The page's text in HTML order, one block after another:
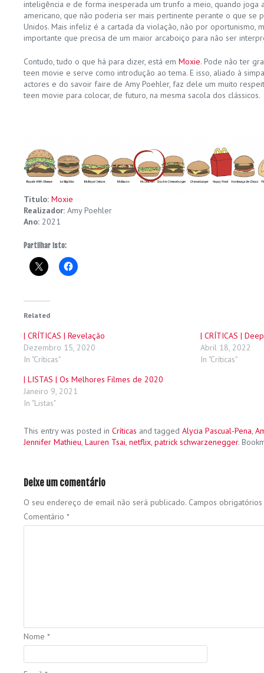
inteligência e de forma inesperada um trunfo a meio, quando joga
americano, que não poderia ser mais pertinente perante o que se
Unidos. Mais infeliz é a cartada da violação, não por oportunismo,
importante que precisa de um maior arcaboiço para não ser
Contudo, tudo o que há para dizer, está em Moxie. Pode não ter
teen movie e serve como introdução ao tema. E isso, aliado à
actores e do savoir faire de Amy Poehler, faz dele um muito
teen movie para colocar, de futuro, na mesma sacola dos clássicos.
Título: Moxie
Realizador: Amy Poehler
Ano: 2021
Partilhar isto:
Related
| CRÍTICAS | Revelação
Dezembro 15, 2020
In "Críticas"
| CRÍTICAS |
Abril 18, 2022
In "Críticas"
| LISTAS | Os Melhores Filmes de 2020
Janeiro 9, 2021
In "Listas"
This entry was posted in Críticas and tagged Alycia Pascual-Pena,
Jennifer Mathieu, Lauren Tsai, netflix, patrick schwarzenegger.
Deixe um comentário
O seu endereço de email não será publicado. Campos
Comentário *
Nome *